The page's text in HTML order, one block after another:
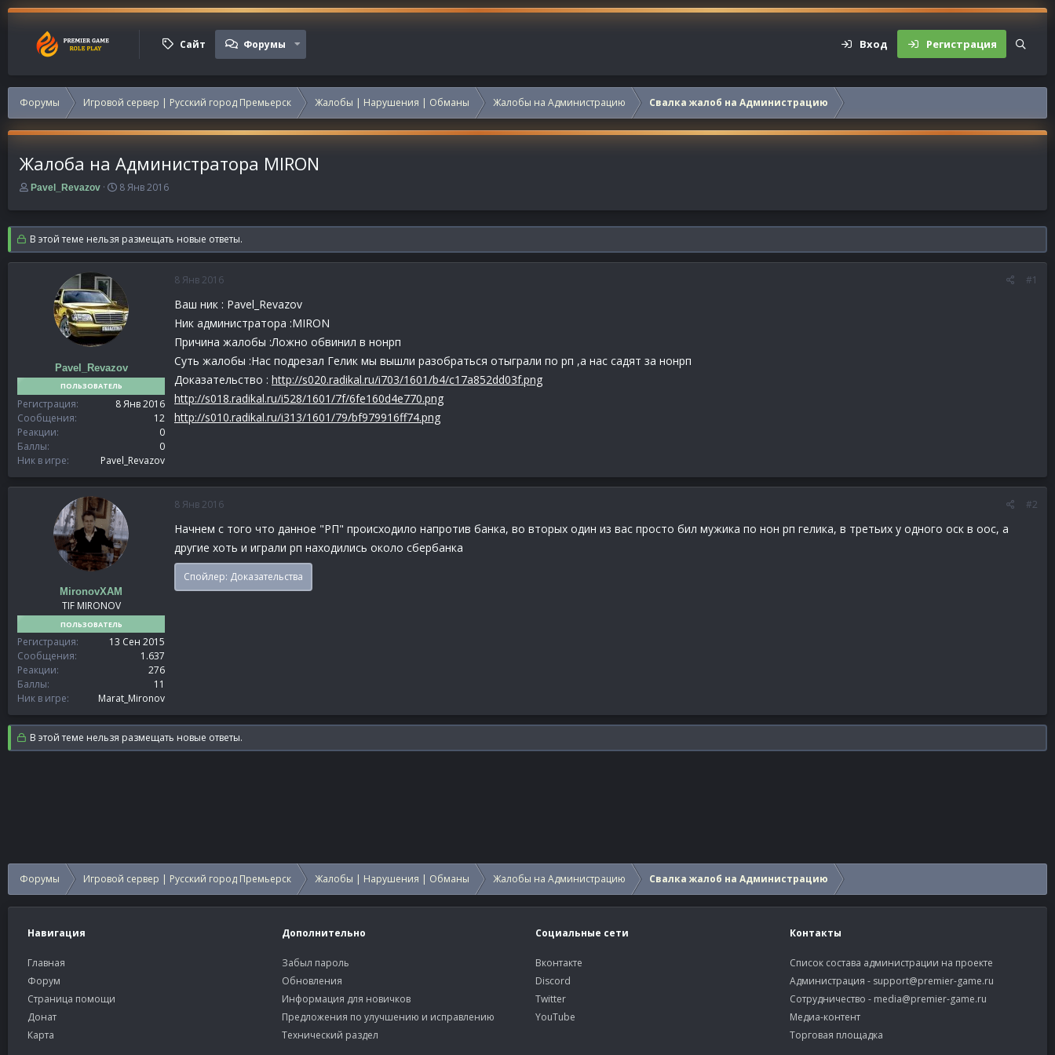
Сайт Форумы Вход Регистрация
Форумы Игровой сервер | Русский город Премьерск Жалобы | Нарушения | Обманы Жалобы на Администрацию Свалка жалоб на Администрацию
Жалоба на Администратора MIRON
А
т
о
р
т
Pavel_Revazov
Д
т
а
н
а
а
а
8 Янв 2016
В этой теме нельзя размещать новые ответы.
Pavel_Revazov
ПОЛЬЗОВАТЕЛЬ
Регистрация
8 Янв 2016
Сообщения
12
Реакции
0
Баллы
0
Ник в игре
Pavel_Revazov
8 Янв 2016 #1
Ваш ник : Pavel_Revazov
Ник администратора :MIRON
Причина жалобы :Ложно обвинил в нонрп
Суть жалобы :Нас подрезал Гелик мы вышли разобраться отыграли по рп ,а нас садят за нонрп
Доказательство : http://s020.radikal.ru/i703/1601/b4/c17a852dd03f.png
http://s018.radikal.ru/i528/1601/7f/6fe160d4e770.png
http://s010.radikal.ru/i313/1601/79/bf979916ff74.png
MironovXAM
TIF MIRONOV
ПОЛЬЗОВАТЕЛЬ
Регистрация
13 Сен 2015
Сообщения
1.637
Реакции
276
Баллы
11
Ник в игре
Marat_Mironov
8 Янв 2016 #2
Начнем с того что данное "РП" происходило напротив банка, во вторых один из вас просто бил мужика по нон рп гелика, в третьих у одного оск в оос, а
другие хоть и играли рп находились около сбербанка
Спойлер: Доказательства
В этой теме нельзя размещать новые ответы.
Форумы Игровой сервер | Русский город Премьерск Жалобы | Нарушения | Обманы Жалобы на Администрацию Свалка жалоб на Администрацию
Навигация
Главная
Форум
Страница помощи
Донат
Карта
Дополнительно
Забыл пароль
Обновления
Информация для новичков
Предложения по улучшению и исправлению
Технический раздел
Социальные сети
Вконтакте
Discord
Twitter
YouTube
Контакты
Список состава администрации на проекте
Администрация - support@premier-game.ru
Сотрудничество - media@premier-game.ru
Медиа-контент
Торговая площадка